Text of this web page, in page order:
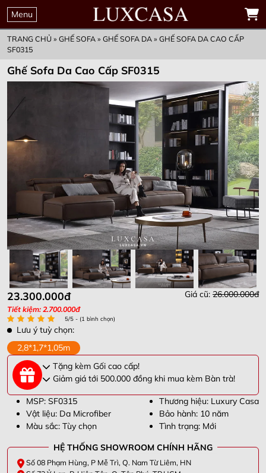
Menu
TRANG CHỦ » GHẾ SOFA» GHẾ SOFA DA» GHẾ SOFA DA CAO CẤP
SF0315
Ghế Sofa Da Cao Cấp SF0315
Giá cũ: 26.000.000đ
23.300.000đ
Tiết kiệm: 2.700.000đ
5/5 - (1 bình chọn)
Lưu ý tuỳ chọn:
2,8*1,7*1,05m
Tặng kèm Gối cao cấp!
Giảm giá tới 500.000 đồng khi mua kèm Bàn trà!
MSP: SF0315
Vật liệu: Da Microfiber
Màu sắc: Tùy chọn
Thương hiệu: Luxury Casa
Bảo hành: 10 năm
Tình trạng: Mới
HỆ THỐNG SHOWROOM CHÍNH HÃNG
Số 08 Phạm Hùng, P Mễ Trì, Q. Nam Từ Liêm, HN
THỜI GIAN
ƯU ĐÃI CHỈ CÒN
00
Ngày
00
Giờ
00
Phút
00
Giây
ĐẶT MUA TRƯỚC
GIỮ KHUYẾN MẠI